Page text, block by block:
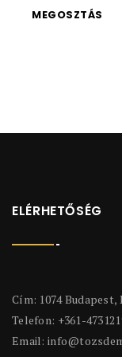
MEGOSZTÁS
ELÉRHETŐSÉG
Cím: 1074 Budapest,
Telefon: +361-
Email: